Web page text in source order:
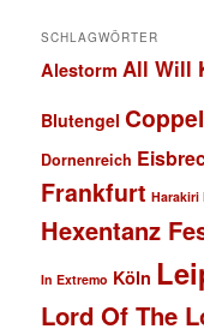
SCHLAGWÖRTER
Alestorm All Will
Blutengel
Dornenreich
Frankfurt Harakiri
Hexentanz
In Extremo Köln
Lord Of The